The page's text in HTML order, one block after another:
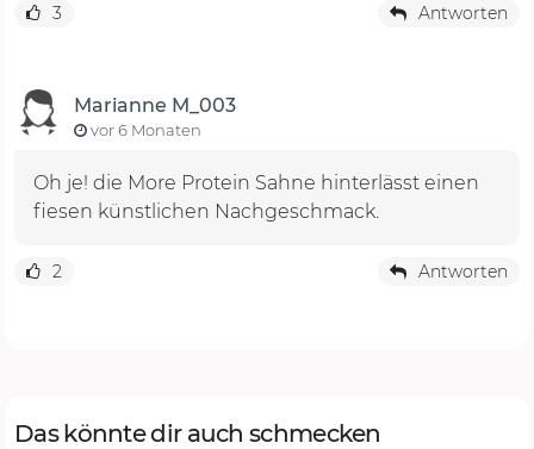
3 Antworten
Marianne M_003
vor 6 Monaten
Oh je! die More Protein Sahne hinterlässt einen
fiesen künstlichen Nachgeschmack.
2 Antworten
Das könnte dir auch schmecken